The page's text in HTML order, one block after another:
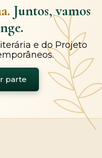
Juntos, vamos
e do Projeto
parte